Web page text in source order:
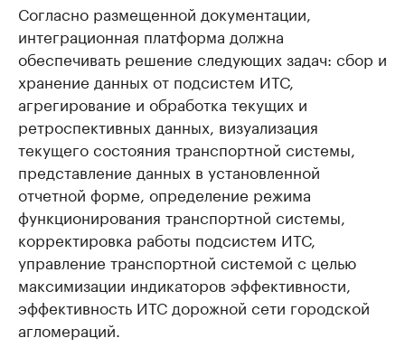
Согласно размещенной документации,
интеграционная платформа должна
обеспечивать решение следующих задач: сбор и
хранение данных от подсистем ИТС,
агрегирование и обработка текущих и
ретроспективных данных, визуализация
текущего состояния транспортной системы,
представление данных в установленной
отчетной форме, определение режима
функционирования транспортной системы,
корректировка работы подсистем ИТС,
управление транспортной системой с целью
максимизации индикаторов эффективности,
эффективность ИТС дорожной сети городской
агломераций.